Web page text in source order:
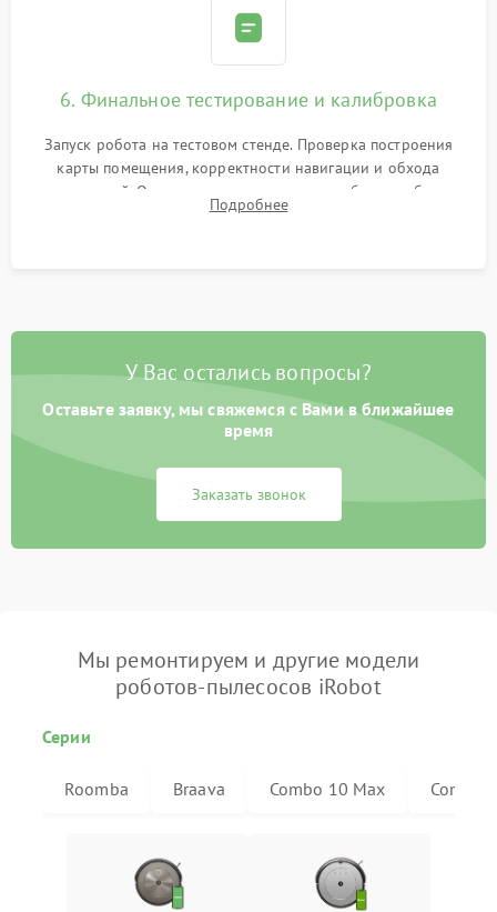
6. Финальное тестирование и калибровка
Запуск робота на тестовом стенде. Проверка построения
карты помещения, корректности навигации и обхода
препятствий. Оценка силы всасывания и работы турбины.
Тестирование автоматического возврата на док-станцию и
Подробнее
У Вас остались вопросы?
Оставьте заявку, мы свяжемся с Вами в ближайшее
время
Заказать звонок
Мы ремонтируем и другие модели
роботов-пылесосов iRobot
Серии
Roomba Braava Combo 10 Max Combo